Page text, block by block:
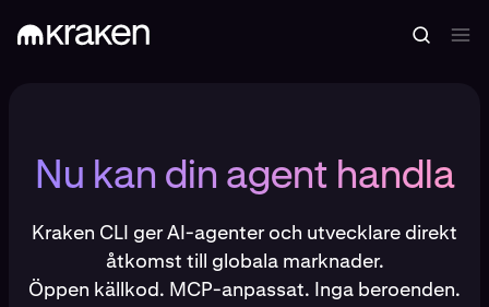
Nu kan din agent handla
Kraken CLI ger AI-agenter och utvecklare direkt
åtkomst till globala marknader.
Öppen källkod. MCP-anpassat. Inga beroenden.